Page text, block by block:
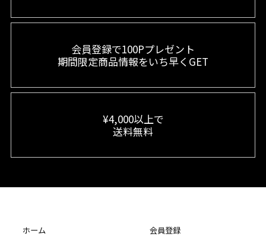
会員登録で100Pプレゼント
期間限定商品情報をいち早くGET
¥4,000以上で
送料無料
ホーム 会員登録